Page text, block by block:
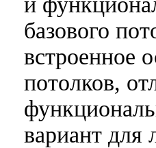
базового
встроенное
потолков,
вариант